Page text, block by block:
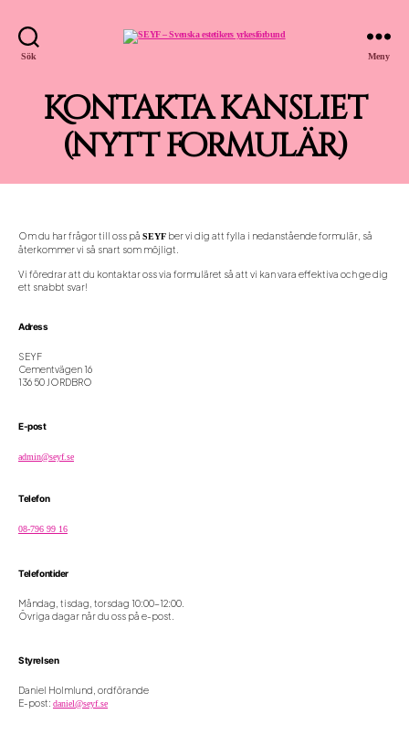
Sök
yrkesförbund
Meny
Kontakta kansliet
(nytt formulär)
Om du har frågor till oss på SEYF ber vi dig att fylla i nedanstående formulär, så
återkommer vi så snart som möjligt.
Vi föredrar att du kontaktar oss via formuläret så att vi kan vara effektiva och ge dig
ett snabbt svar!
Adress
SEYF
Cementvägen 16
136 50 JORDBRO
E-post
admin@seyf.se
Telefon
08-796 99 16
Telefontider
Måndag, tisdag, torsdag 10:00-12:00.
Övriga dagar når du oss på e-post.
Styrelsen
Daniel Holmlund, ordförande
E-post: daniel@seyf.se